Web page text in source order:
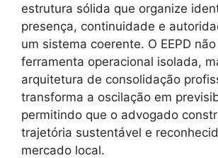
estrutura sólida que organize
presença, continuidade e
um sistema coerente. O EEPD
ferramenta operacional isolada,
arquitetura de consolidação
transforma a oscilação em
permitindo que o advogado
trajetória sustentável e
mercado local.